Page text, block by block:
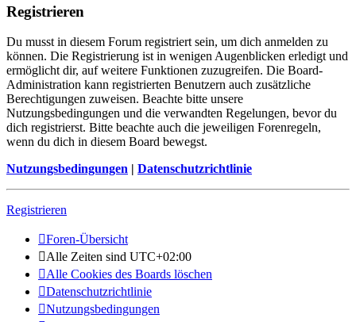
Registrieren
Du musst in diesem Forum registriert sein, um dich anmelden zu
können. Die Registrierung ist in wenigen Augenblicken erledigt und
ermöglicht dir, auf weitere Funktionen zuzugreifen. Die Board-
Administration kann registrierten Benutzern auch zusätzliche
Berechtigungen zuweisen. Beachte bitte unsere
Nutzungsbedingungen und die verwandten Regelungen, bevor du
dich registrierst. Bitte beachte auch die jeweiligen Forenregeln,
wenn du dich in diesem Board bewegst.
Nutzungsbedingungen | Datenschutzrichtlinie
Registrieren
Foren-Übersicht
Alle Zeiten sind UTC+02:00
Alle Cookies des Boards löschen
Datenschutzrichtlinie
Nutzungsbedingungen